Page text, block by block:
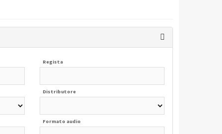
Regista
Distributore
Formato audio